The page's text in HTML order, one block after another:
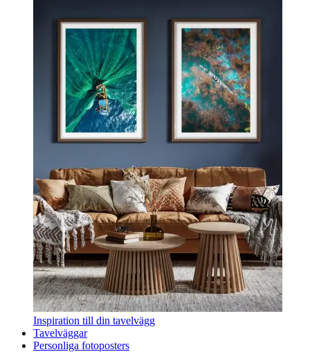
Inspiration till din tavelvägg
Tavelväggar
Personliga fotoposters